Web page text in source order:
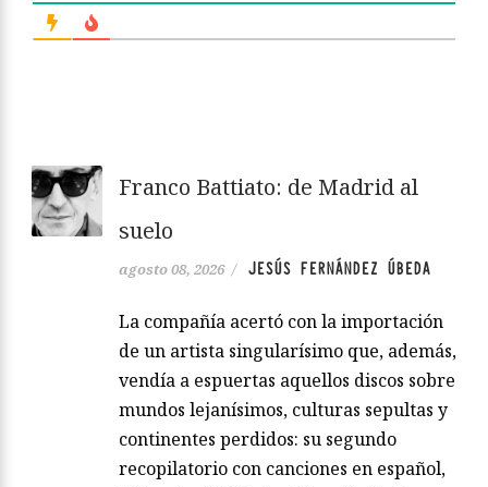
Franco Battiato: de Madrid al
suelo
agosto 08, 2026 / JESÚS FERNÁNDEZ ÚBEDA
La compañía acertó con la importación
de un artista singularísimo que, además,
vendía a espuertas aquellos discos sobre
mundos lejanísimos, culturas sepultas y
continentes perdidos: su segundo
recopilatorio con canciones en español,